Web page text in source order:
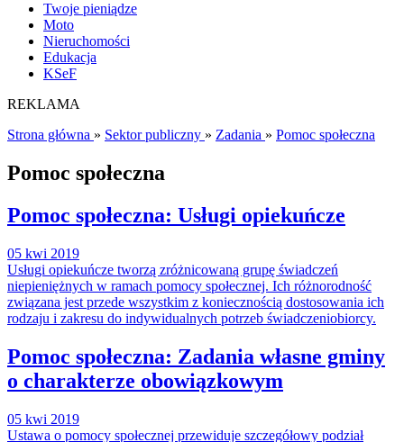
Twoje pieniądze
Moto
Nieruchomości
Edukacja
KSeF
REKLAMA
Strona główna » Sektor publiczny » Zadania » Pomoc społeczna
Pomoc społeczna
Pomoc społeczna: Usługi opiekuńcze
05 kwi 2019
Usługi opiekuńcze tworzą zróżnicowaną grupę świadczeń
niepieniężnych w ramach pomocy społecznej. Ich różnorodność
związana jest przede wszystkim z koniecznością dostosowania ich
rodzaju i zakresu do indywidualnych potrzeb świadczeniobiorcy.
Pomoc społeczna: Zadania własne gminy
o charakterze obowiązkowym
05 kwi 2019
Ustawa o pomocy społecznej przewiduje szczegółowy podział